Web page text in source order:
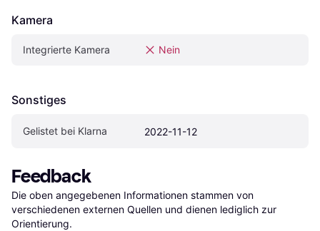
Kamera
Integrierte Kamera Nein
Sonstiges
Gelistet bei Klarna 2022-11-12
Feedback
Die oben angegebenen Informationen stammen von
verschiedenen externen Quellen und dienen lediglich zur
Orientierung.